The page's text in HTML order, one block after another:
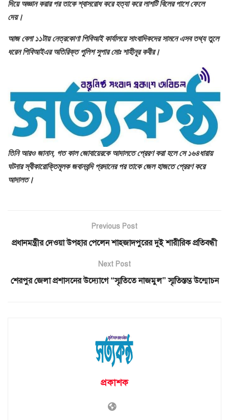
দিয়ে অজ্ঞান করার পর তাকে শ্বাসরোধ করে হত্যা করে লাশটি বিলের পাশে ফেলে
দেয়।
আজ বেলা ১১টায় নেত্রকোণা পিবিআই কার্যালয়ে সাংবাদিকদের সামনে এসব তথ্য তুলে
ধরেন পিবিআইএর অতিরিক্ত পুলিশ সুপার মোঃ শাহীনূর কবীর।
তিনি আরও জানান, গত কাল জোবায়েরকে আদালতে প্রেরণ করা হলে সে ১৬৪ধারায়
ঘটনার স্বীকারোক্তিমূলক জবানবন্দি প্রদানের পর তাকে জেল হাজতে প্রেরণ করে
আদালত।
Previous Post
প্রধানমন্ত্রীর দেওয়া উপহার পেলেন শাহজাদপুরের দুই শারীরিক প্রতিবন্ধী
Next Post
শেরপুর জেলা প্রশাসনের উদ্যোগে “স্মৃতিতে নাজমুল” স্মৃতিস্তম্ভ উন্মোচন
প্রকাশক